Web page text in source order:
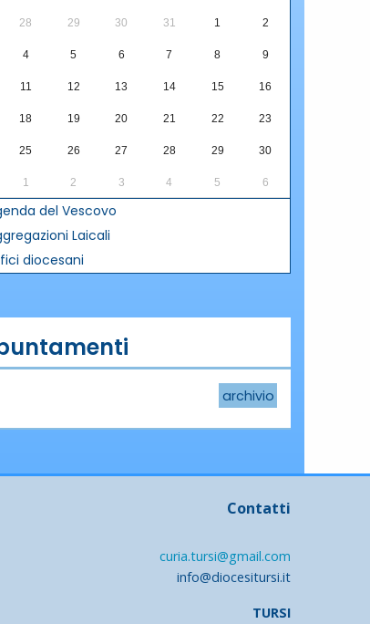
28 29 30 31 1 2
4 5 6 7 8 9
11 12 13 14 15 16
18 19 20 21 22 23
25 26 27 28 29 30
1 2 3 4 5 6
del Vescovo
Laicali
diocesani
archivio
Contatti
curia.tursi@gmail.com
info@diocesitursi.it
TURSI